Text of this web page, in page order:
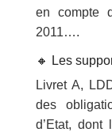
en compte
2011….
🔸 Les
Livret A,
des
d’Etat, dont